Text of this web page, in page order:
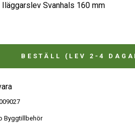
Svanhals 160 mm
BESTÄLL (LEV 2-4
Byggtillbehör